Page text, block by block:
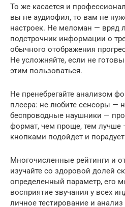
То же касается и
вы не аудиофил, то вам не
настроек. Не меломан — вряд
подстрочник информации о
обычного отображения
Не усложняйте, если не
этим пользоваться.
Не пренебрегайте анализом
плеера: не любите сенсоры —
беспроводные наушники —
формат, чем проще, тем
кнопками подойдет и
Многочисленные рейтинги и
изучайте со здоровой долей
определенный параметр, его
восприятие звучания у всех
личное тестирование и